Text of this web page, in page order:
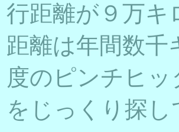
行距離が９万キ
距離は年間数
度のピンチヒ
をじっくり探